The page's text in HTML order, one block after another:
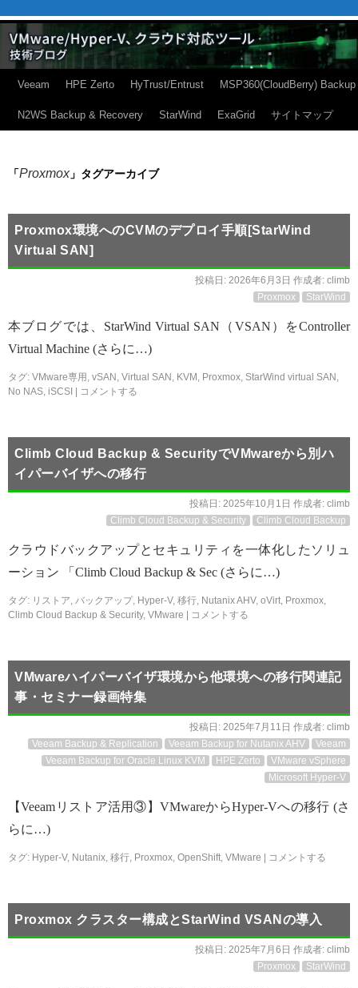
Veeam HPE Zerto HyTrust/Entrust MSP360(CloudBerry) Backup
N2WS Backup & Recovery StarWind ExaGrid サイトマップ
「Proxmox」タグアーカイブ
Proxmox環境へのCVMのデプロイ手順[StarWind
Virtual SAN]
投稿日: 2026年6月3日 作成者: climb
Proxmox
StarWind
本ブログでは、StarWind Virtual SAN（VSAN）をController
Virtual Machine (さらに…)
タグ: VMware専用 , vSAN , Virtual SAN , KVM , Proxmox, StarWind virtual SAN ,
No NAS, iSCSI コメントする
Climb Cloud Backup & SecurityでVMwareから別ハ
イパーバイザへの移行
投稿日: 2025年10月1日 作成者: climb
Climb Cloud Backup & Security
Climb Cloud Backup
クラウドバックアップとセキュリティを一体化したソリュ
ーション 「Climb Cloud Backup & Sec (さらに…)
タグ: リストア, バックアップ, Hyper-V, 移行, Nutanix AHV, oVirt, Proxmox,
Climb Cloud Backup & Security, VMware コメントする
VMwareハイパーバイザ環境から他環境への移行関連記
事・セミナー録画特集
投稿日: 2025年7月11日 作成者: climb
Veeam Backup & Replication
Veeam Backup for Nutanix AHV
Veeam
Veeam Backup for Oracle Linux KVM
HPE Zerto
VMware vSphere
Microsoft Hyper-V
【Veeamリストア活用③】VMwareからHyper-Vへの移行 (さ
らに…)
タグ: Hyper-V, Nutanix, 移行, Proxmox, OpenShift, VMware コメントする
Proxmox クラスター構成とStarWind VSANの導入
投稿日: 2025年7月6日 作成者: climb
Proxmox
StarWind